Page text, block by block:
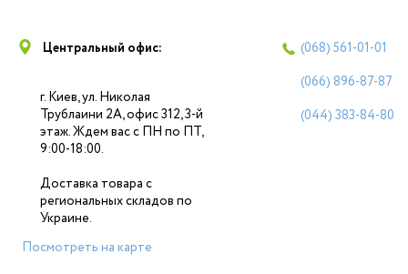
Центральный офис:
г. Киев, ул. Николая
Трублаини 2А, офис 312, 3-й
этаж. Ждем вас с ПН по ПТ,
9:00-18:00.
Доставка товара с
региональных складов по
Украине.
Посмотреть на карте
(068) 561-01-01
(066) 896-87-87
(044) 383-84-80